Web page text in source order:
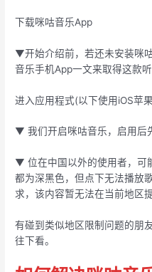
下载咪咕音乐App
▼开始介绍前，若还未安装咪
音乐手机App一文来取得这款
进入应用程式(以下使用iOS苹
▼ 我们开启咪咕音乐，启用后
▼ 位在中国以外的使用者，可
都为深黑色，但点下无法播放
求，该内容暂无法在当前地区
有碰到类似地区限制问题的朋
往下看。